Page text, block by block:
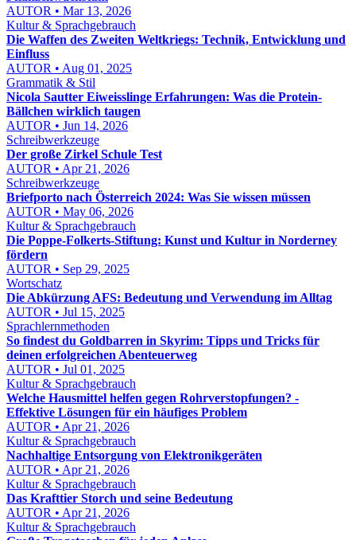
AUTOR • Mar 13, 2026
Kultur & Sprachgebrauch
Die Waffen des Zweiten Weltkriegs: Technik, Entwicklung und
Einfluss
AUTOR • Aug 01, 2025
Grammatik & Stil
Nicola Sautter Eiweisslinge Erfahrungen: Was die Protein-
Bällchen wirklich taugen
AUTOR • Jun 14, 2026
Schreibwerkzeuge
Der große Zirkel Schule Test
AUTOR • Apr 21, 2026
Schreibwerkzeuge
Briefporto nach Österreich 2024: Was Sie wissen müssen
AUTOR • May 06, 2026
Kultur & Sprachgebrauch
Die Poppe-Folkerts-Stiftung: Kunst und Kultur in Norderney
fördern
AUTOR • Sep 29, 2025
Wortschatz
Die Abkürzung AFS: Bedeutung und Verwendung im Alltag
AUTOR • Jul 15, 2025
Sprachlernmethoden
So findest du Goldbarren in Skyrim: Tipps und Tricks für
deinen erfolgreichen Abenteuerweg
AUTOR • Jul 01, 2025
Kultur & Sprachgebrauch
Welche Hausmittel helfen gegen Rohrverstopfungen? -
Effektive Lösungen für ein häufiges Problem
AUTOR • Apr 21, 2026
Kultur & Sprachgebrauch
Nachhaltige Entsorgung von Elektronikgeräten
AUTOR • Apr 21, 2026
Kultur & Sprachgebrauch
Das Krafttier Storch und seine Bedeutung
AUTOR • Apr 21, 2026
Kultur & Sprachgebrauch